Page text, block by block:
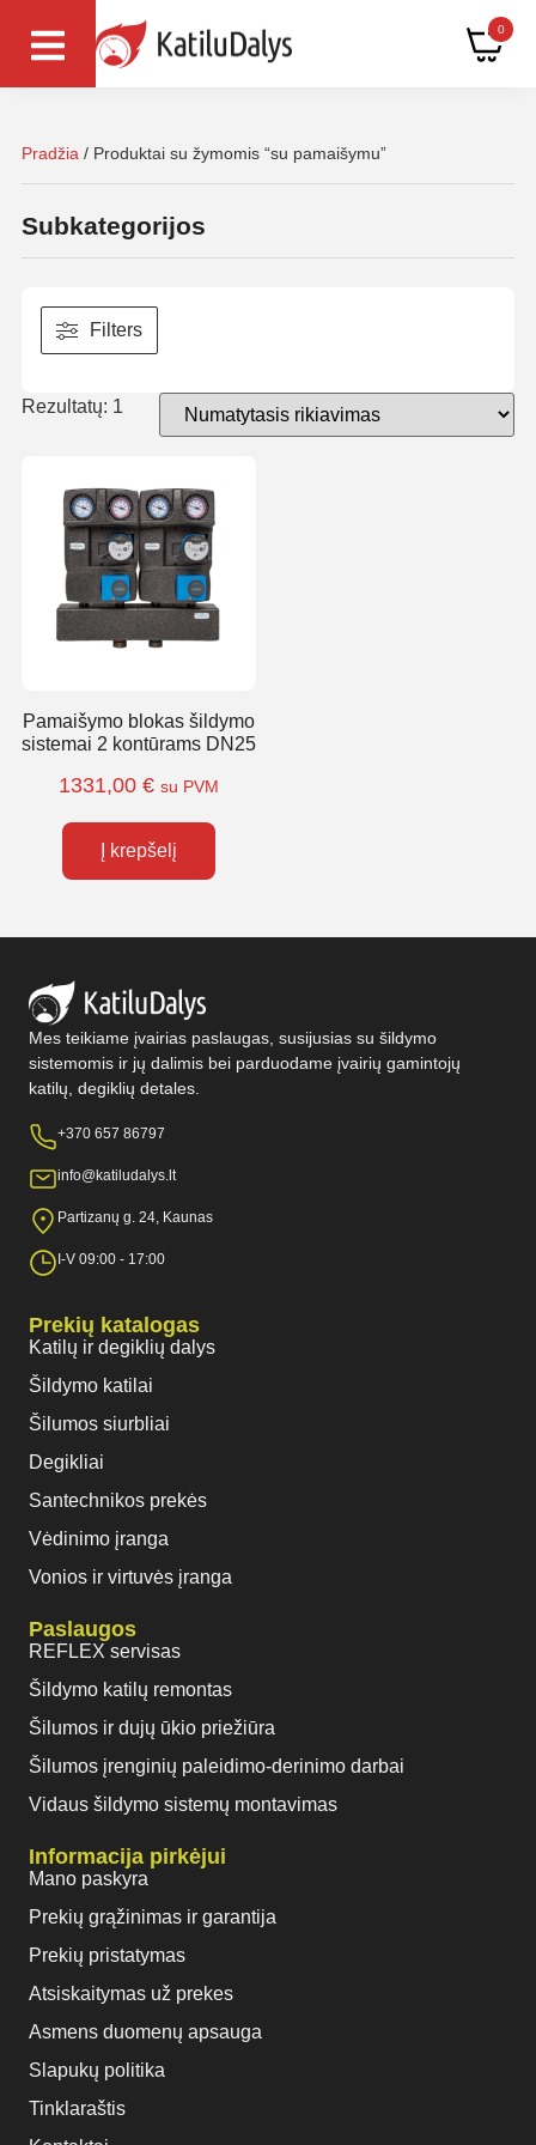
0
Pradžia / Produktai su žymomis “su pamaišymu”
Subkategorijos
Filters
Rezultatų: 1
Pamaišymo blokas šildymo
sistemai 2 kontūrams DN25
1331,00 € su PVM
Į krepšelį
Mes teikiame įvairias paslaugas, susijusias su šildymo
sistemomis ir jų dalimis bei parduodame įvairių gamintojų
katilų, degiklių detales.
+370 657 86797
info@katiludalys.lt
Partizanų g. 24, Kaunas
I-V 09:00 - 17:00
Prekių katalogas
Katilų ir degiklių dalys
Šildymo katilai
Šilumos siurbliai
Degikliai
Santechnikos prekės
Vėdinimo įranga
Vonios ir virtuvės įranga
Paslaugos
REFLEX servisas
Šildymo katilų remontas
Šilumos ir dujų ūkio priežiūra
Šilumos įrenginių paleidimo-derinimo darbai
Vidaus šildymo sistemų montavimas
Informacija pirkėjui
Mano paskyra
Prekių grąžinimas ir garantija
Prekių pristatymas
Atsiskaitymas už prekes
Asmens duomenų apsauga
Slapukų politika
Tinklaraštis